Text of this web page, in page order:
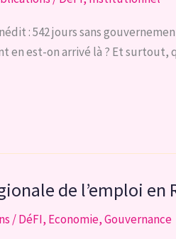
: 542 jours sans
en est-on arrivé là ? Et
de l’emploi
/DéFI, Economie,Gouvernance